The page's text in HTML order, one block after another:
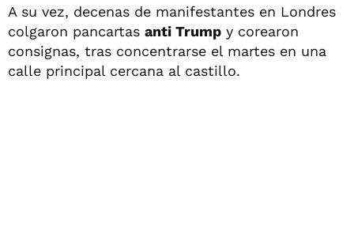
A su vez, decenas de manifestantes en Londres
colgaron pancartas anti Trump y corearon
consignas, tras concentrarse el martes en una
calle principal cercana al castillo.